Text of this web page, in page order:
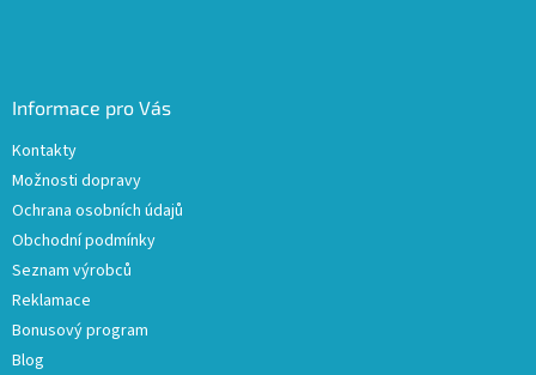
Informace pro Vás
Kontakty
Možnosti dopravy
Ochrana osobních údajů
Obchodní podmínky
Seznam výrobců
Reklamace
Bonusový program
Blog